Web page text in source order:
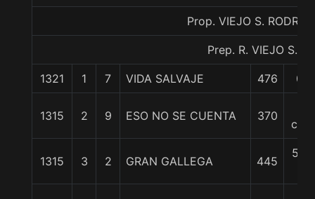
Prop. VIEJO S.
Prep. R. VIEJO S.
1321 1 7 VIDA SALVAJE 476 0/0
1315 2 9 ESO NO SE CUENTA 370
1315 3 2 GRAN GALLEGA 445
5 1/